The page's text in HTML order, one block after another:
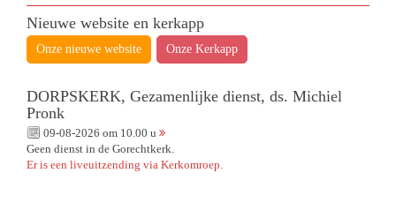
Nieuwe website en kerkapp
Onze nieuwe website Onze Kerkapp
DORPSKERK, Gezamenlijke dienst, ds. Michiel
Pronk
09-08-2026 om 10.00 u
Geen dienst in de Gorechtkerk.
Er is een liveuitzending via Kerkomroep.